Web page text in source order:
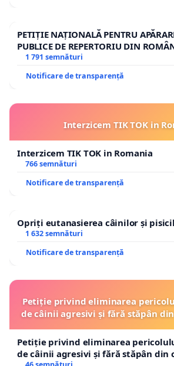
PETIȚIE NAȚIONALĂ PENTRU
PUBLICE DE REPERTORIU DIN
1 791 semnături
Notificare de transparență
Interzicem TIK TOK in
Interzicem TIK TOK in Romania
766 semnături
Notificare de transparență
Opriți eutanasierea câinilor și
1 632 semnături
Notificare de transparență
Petiție privind eliminarea
de câinii agresivi și fără stăpân
Petiție privind eliminarea
de câinii agresivi și fără stăpân din